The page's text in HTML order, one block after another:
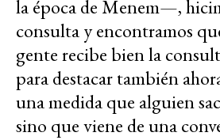
la época de Menem—,
consulta y encontramos
gente recibe bien la
para destacar también
una medida que alguien
sino que viene de una